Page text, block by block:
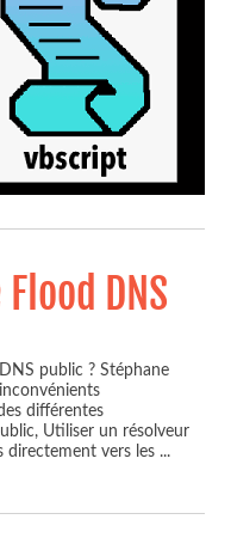
DNS
public ? Stéphane
différentes
Utiliser un résolveur
directement vers les ...